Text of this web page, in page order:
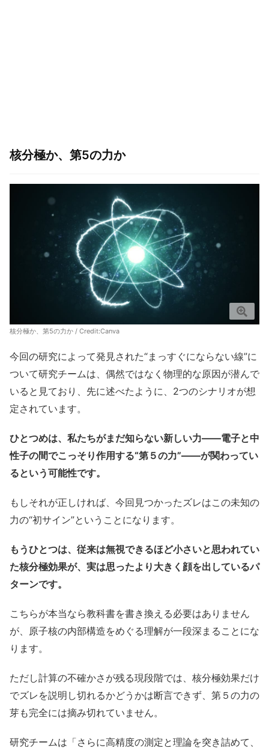
核分極か、第5の力か
核分極か、第5の力か / Credit:Canva
今回の研究によって発見された“まっすぐにならない線”に
ついて研究チームは、偶然ではなく物理的な原因が潜んで
いると見ており、先に述べたように、2つのシナリオが想
定されています。
ひとつめは、私たちがまだ知らない新しい力――電子と中
性子の間でこっそり作用する“第５の力”――が関わってい
るという可能性です。
もしそれが正しければ、今回見つかったズレはこの未知の
力の“初サイン”ということになります。
もうひとつは、従来は無視できるほど小さいと思われてい
た核分極効果が、実は思ったより大きく顔を出しているパ
ターンです。
こちらが本当なら教科書を書き換える必要はありません
が、原子核の内部構造をめぐる理解が一段深まることにな
ります。
ただし計算の不確かさが残る現段階では、核分極効果だけ
でズレを説明し切れるかどうかは断言できず、第５の力の
芽も完全には摘み切れていません。
研究チームは「さらに高精度の測定と理論を突き詰めて、